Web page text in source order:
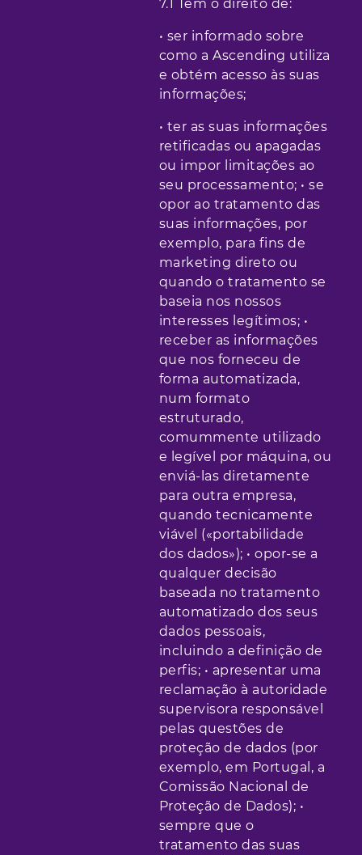
7.1 Tem o direito de:
• ser informado sobre
como a Ascending utiliza
e obtém acesso às suas
informações;
• ter as suas informações
retificadas ou apagadas
ou impor limitações ao
seu processamento; • se
opor ao tratamento das
suas informações, por
exemplo, para fins de
marketing direto ou
quando o tratamento se
baseia nos nossos
interesses legítimos; •
receber as informações
que nos forneceu de
forma automatizada,
num formato
estruturado,
comummente utilizado
e legível por máquina, ou
enviá-las diretamente
para outra empresa,
quando tecnicamente
viável («portabilidade
dos dados»); • opor-se a
qualquer decisão
baseada no tratamento
automatizado dos seus
dados pessoais,
incluindo a definição de
perfis; • apresentar uma
reclamação à autoridade
supervisora responsável
pelas questões de
proteção de dados (por
exemplo, em Portugal, a
Comissão Nacional de
Proteção de Dados); •
sempre que o
tratamento das suas